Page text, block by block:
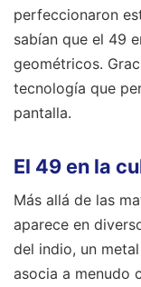
perfeccionaron
sabían que el 49
geométricos.
tecnología que
pantalla.
El 49 en la
Más allá de las
aparece en
del indio, un
asocia a menudo